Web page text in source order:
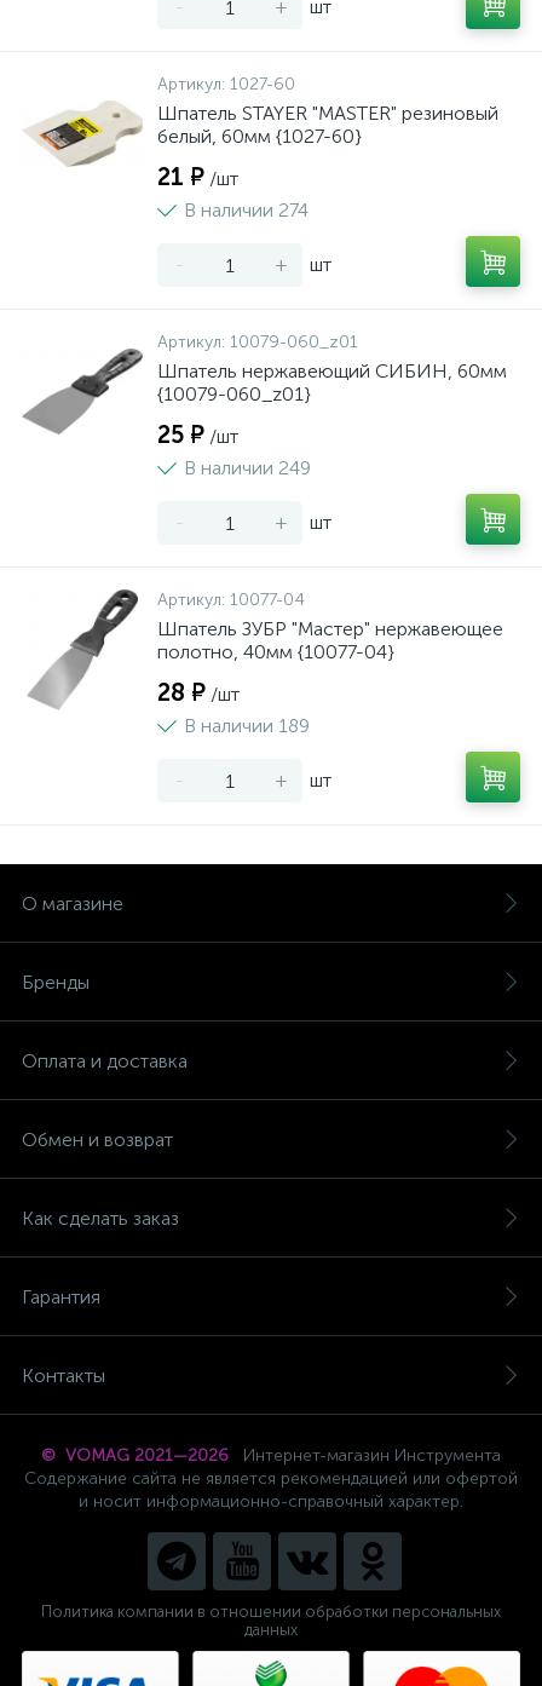
- + шт
Артикул: 1027-60
Шпатель STAYER "MASTER" резиновый
белый, 60мм {1027-60}
21 ₽ /шт
В наличии 274
- + шт
Артикул: 10079-060_z01
Шпатель нержавеющий СИБИН, 60мм
{10079-060_z01}
25 ₽ /шт
В наличии 249
- + шт
Артикул: 10077-04
Шпатель ЗУБР "Мастер" нержавеющее
полотно, 40мм {10077-04}
28 ₽ /шт
В наличии 189
- + шт
О магазине
Бренды
Оплата и доставка
Обмен и возврат
Как сделать заказ
Гарантия
Контакты
© VOMAG 2021—2026
Интернет-магазин Инструмента
Содержание сайта не является рекомендацией или офертой
и носит информационно-справочный характер.
Политика компании в отношении обработки персональных
данных